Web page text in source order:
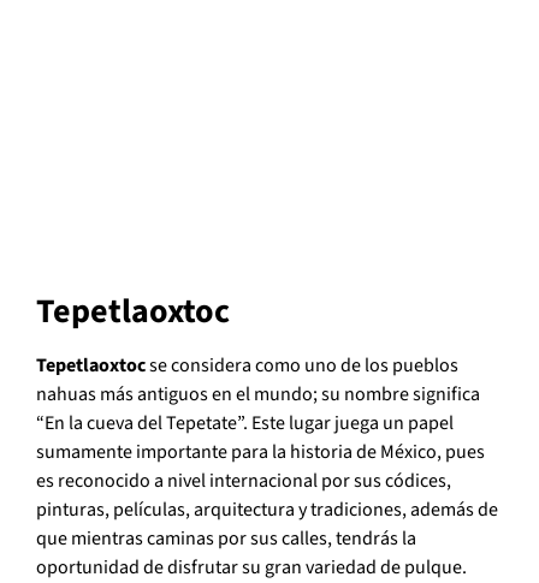
Tepetlaoxtoc
Tepetlaoxtocse considera como uno de los pueblos
nahuas más antiguos en el mundo; su nombre significa
“En la cueva del Tepetate”. Este lugar juega un papel
sumamente importante para la historia de México, pues
es reconocido a nivel internacional por sus códices,
pinturas, películas, arquitectura y tradiciones, además de
que mientras caminas por sus calles, tendrás la
oportunidad de disfrutar su gran variedad de pulque.